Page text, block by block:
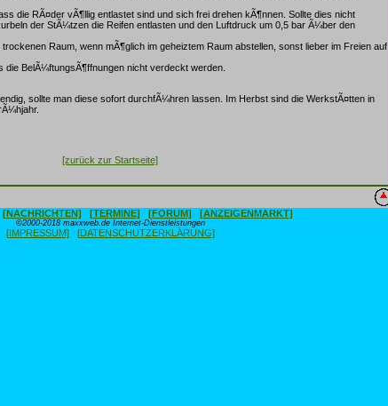
die RÃ¤der vÃ¶llig entlastet sind und sich frei drehen kÃ¶nnen. Sollte dies nicht
der StÃ¼tzen die Reifen entlasten und den Luftdruck um 0,5 bar Ã¼ber den
Raum, wenn mÃ¶glich im geheiztem Raum abstellen, sonst lieber im Freien auf
die BelÃ¼ftungsÃ¶ffnungen nicht verdeckt werden.
sollte man diese sofort durchfÃ¼hren lassen. Im Herbst sind die WerkstÃ¤tten in
[zurück zur Startseite]
[NACHRICHTEN] [TERMINE] [FORUM] [ANZEIGENMARKT]
©2000-2018 maxxweb.de Internet-Dienstleistungen
[IMPRESSUM] [DATENSCHUTZERKLÄRUNG]